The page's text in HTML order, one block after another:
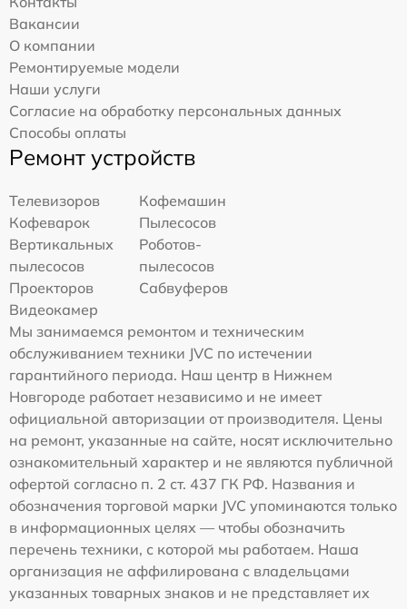
Вакансии
О компании
Ремонтируемые модели
Наши услуги
Согласие на обработку персональных данных
Способы оплаты
Ремонт устройств
Телевизоров
Кофемашин
Кофеварок
Пылесосов
Вертикальных
пылесосов
Роботов-
пылесосов
Проекторов
Сабвуферов
Видеокамер
Мы занимаемся ремонтом и техническим
обслуживанием техники JVC по истечении
гарантийного периода. Наш центр в Нижнем
Новгороде работает независимо и не имеет
официальной авторизации от производителя. Цены
на ремонт, указанные на сайте, носят исключительно
ознакомительный характер и не являются публичной
офертой согласно п. 2 ст. 437 ГК РФ. Названия и
обозначения торговой марки JVC упоминаются только
в информационных целях — чтобы обозначить
перечень техники, с которой мы работаем. Наша
организация не аффилирована с владельцами
указанных товарных знаков и не представляет их